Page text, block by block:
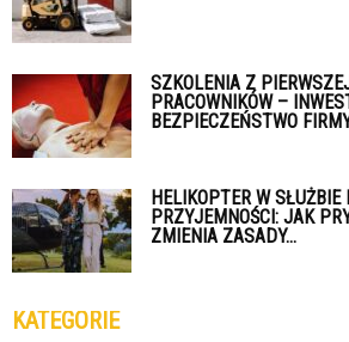
SZKOLENIA Z
PRACOWNIKÓW –
BEZPIECZEŃSTWO
HELIKOPTER W SŁUŻBIE
PRZYJEMNOŚCI: JAK
ZMIENIA ZASADY...
KATEGORIE